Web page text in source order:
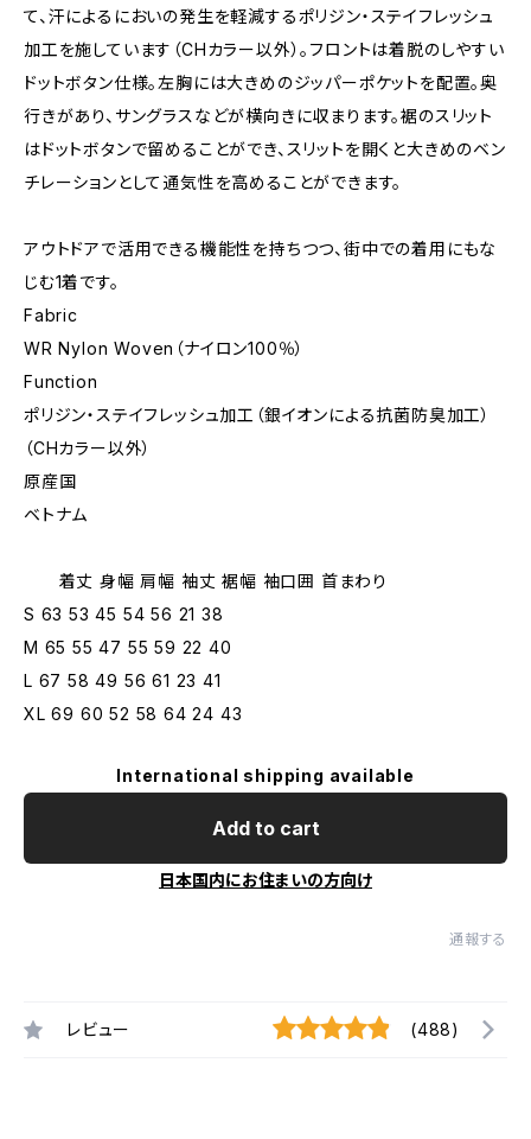
て、汗によるにおいの発生を軽減するポリジン・ステイフレッシュ
加工を施しています（CHカラー以外）。フロントは着脱のしやすい
ドットボタン仕様。左胸には大きめのジッパーポケットを配置。奥
行きがあり、サングラスなどが横向きに収まります。裾のスリット
はドットボタンで留めることができ、スリットを開くと大きめのベン
チレーションとして通気性を高めることができます。
アウトドアで活用できる機能性を持ちつつ、街中での着用にもな
じむ1着です。
Fabric
WR Nylon Woven（ナイロン100％）
Function
ポリジン・ステイフレッシュ加工（銀イオンによる抗菌防臭加工）
（CHカラー以外）
原産国
ベトナム
着丈 身幅 肩幅 袖丈 裾幅 袖口囲 首まわり
S 63 53 45 54 56 21 38
M 65 55 47 55 59 22 40
L 67 58 49 56 61 23 41
XL 69 60 52 58 64 24 43
International shipping available
Add to cart
日本国内にお住まいの方向け
通報する
レビュー (488)